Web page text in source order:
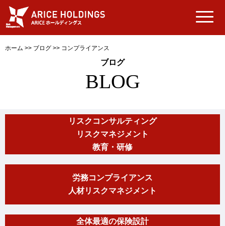
ホーム >> ブログ >> コンプライアンス
ブログ
BLOG
リスクコンサルティング
リスクマネジメント
教育・研修
労務コンプライアンス
人材リスクマネジメント
全体最適の保険設計